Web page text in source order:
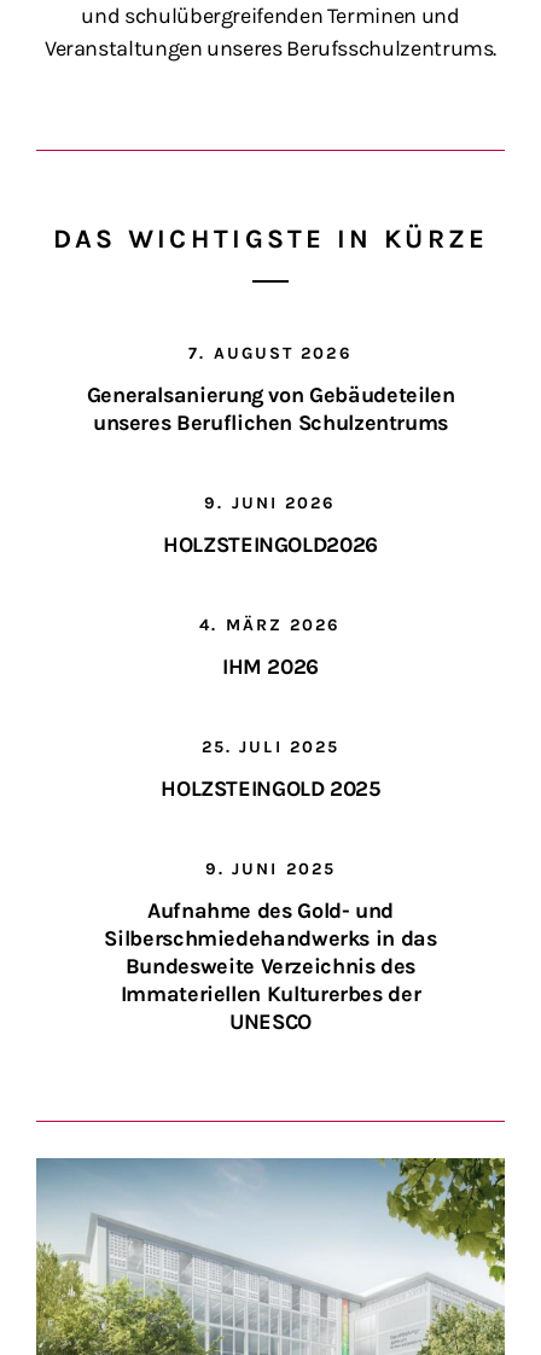
und schulübergreifenden Terminen und
Veranstaltungen unseres Berufsschulzentrums.
DAS WICHTIGSTE IN KÜRZE
7. AUGUST 2026
Generalsanierung von Gebäudeteilen
unseres Beruflichen Schulzentrums
9. JUNI 2026
HOLZSTEINGOLD2026
4. MÄRZ 2026
IHM 2026
25. JULI 2025
HOLZSTEINGOLD 2025
9. JUNI 2025
Aufnahme des Gold- und
Silberschmiedehandwerks in das
Bundesweite Verzeichnis des
Immateriellen Kulturerbes der
UNESCO